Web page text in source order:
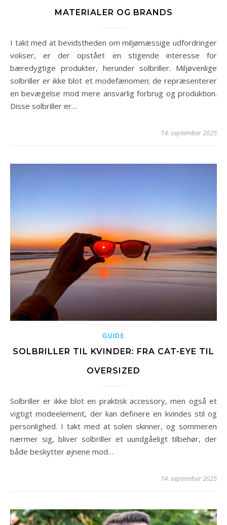
MATERIALER OG BRANDS
I takt med at bevidstheden om miljømæssige udfordringer
vokser, er der opstået en stigende interesse for
bæredygtige produkter, herunder solbriller. Miljøvenlige
solbriller er ikke blot et modefænomen; de repræsenterer
en bevægelse mod mere ansvarlig forbrug og produktion.
Disse solbriller er…
14. september 2025
GUIDE
SOLBRILLER TIL KVINDER: FRA CAT-EYE TIL
OVERSIZED
Solbriller er ikke blot en praktisk accessory, men også et
vigtigt modeelement, der kan definere en kvindes stil og
personlighed. I takt med at solen skinner, og sommeren
nærmer sig, bliver solbriller et uundgåeligt tilbehør, der
både beskytter øjnene mod…
14. september 2025